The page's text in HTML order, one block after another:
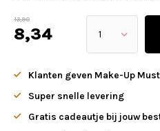
13,90
8,34
Klanten geven Make-Up
Super snelle levering
Gratis cadeautje bij jouw